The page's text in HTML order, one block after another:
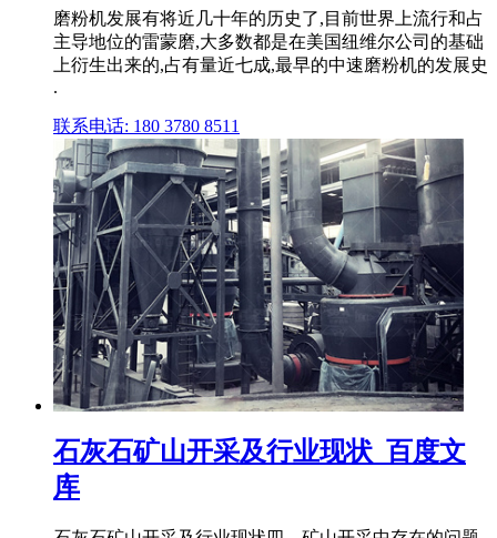
磨粉机发展有将近几十年的历史了,目前世界上流行和占
主导地位的雷蒙磨,大多数都是在美国纽维尔公司的基础
上衍生出来的,占有量近七成,最早的中速磨粉机的发展史
.
联系电话: 180 3780 8511
石灰石矿山开采及行业现状_百度文
库